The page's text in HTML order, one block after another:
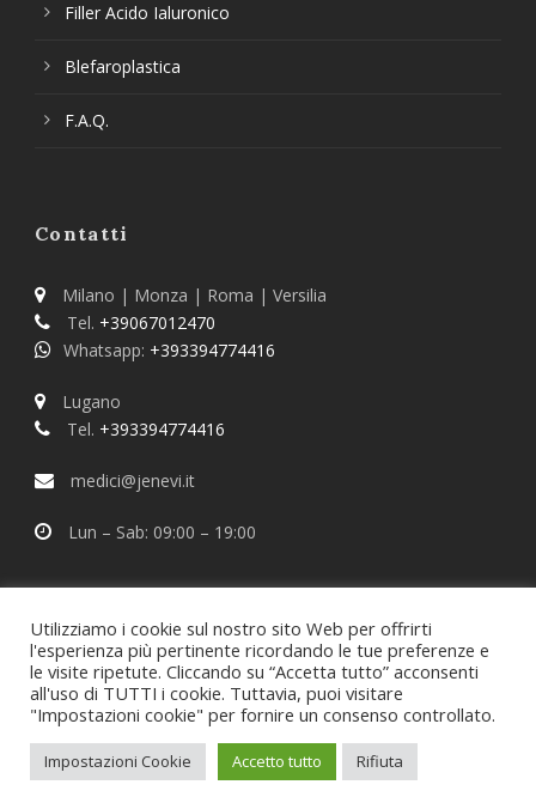
Filler Acido Ialuronico
Blefaroplastica
F.A.Q.
Contatti
Milano | Monza | Roma | Versilia
Tel. +39067012470
Whatsapp: +393394774416
Lugano
Tel. +393394774416
medici@jenevi.it
Lun – Sab: 09:00 – 19:00
Mappa del Sito- Privacy|
Impostazioni Cookie
Copyright © 2016 - P.IVA: 11269091002
Utilizziamo i cookie sul nostro sito Web per offrirti
l'esperienza più pertinente ricordando le tue preferenze e
le visite ripetute. Cliccando su “Accetta tutto” acconsenti
all'uso di TUTTI i cookie. Tuttavia, puoi visitare
"Impostazioni cookie" per fornire un consenso controllato.
Impostazioni Cookie Accetto tutto Rifiuta
1